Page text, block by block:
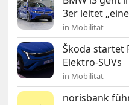
3er leitet
in Mobilität
Škoda startet
Elektro-SUVs
in Mobilität
norisbank